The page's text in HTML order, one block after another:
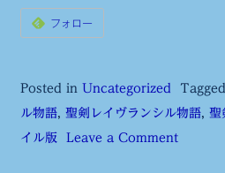
フォロー
Posted in Uncategorized Tagged
ル物語
聖剣レイヴランシル物語
聖
イル版
Leave a Commenton